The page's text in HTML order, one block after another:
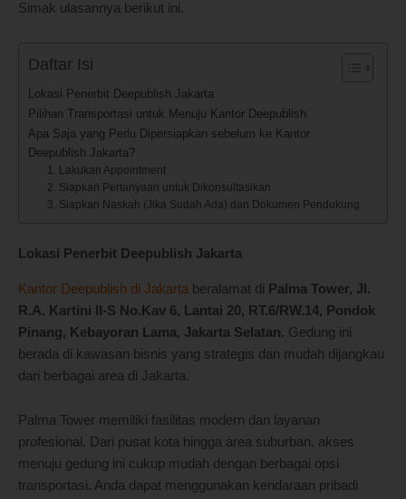
Simak ulasannya berikut ini.
Daftar Isi
Lokasi Penerbit Deepublish Jakarta
Pilihan Transportasi untuk Menuju Kantor Deepublish
Apa Saja yang Perlu Dipersiapkan sebelum ke Kantor
Deepublish Jakarta?
1. Lakukan Appointment
2. Siapkan Pertanyaan untuk Dikonsultasikan
3. Siapkan Naskah (Jika Sudah Ada) dan Dokumen Pendukung
Lokasi Penerbit Deepublish Jakarta
Kantor Deepublish di Jakarta beralamat di Palma Tower, Jl.
R.A. Kartini II-S No.Kav 6, Lantai 20, RT.6/RW.14, Pondok
Pinang, Kebayoran Lama, Jakarta Selatan. Gedung ini
berada di kawasan bisnis yang strategis dan mudah dijangkau
dari berbagai area di Jakarta.
Palma Tower memiliki fasilitas modern dan layanan
profesional. Dari pusat kota hingga area suburban, akses
menuju gedung ini cukup mudah dengan berbagai opsi
transportasi. Anda dapat menggunakan kendaraan pribadi